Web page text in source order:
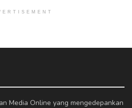
Media Online yang mengedepankan